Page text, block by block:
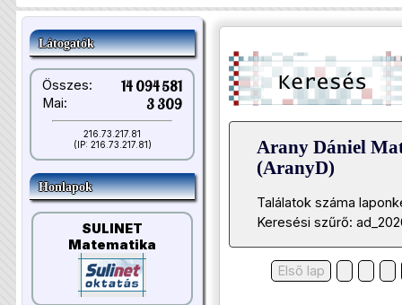
Látogatók
Összes: 14 094 581
Mai: 3 309
216.73.217.81
(IP: 216.73.217.81)
Honlapok
SULINET
Matematika
Arany Dániel
(AranyD)
Találatok száma
Keresési szűrő:
Első lap